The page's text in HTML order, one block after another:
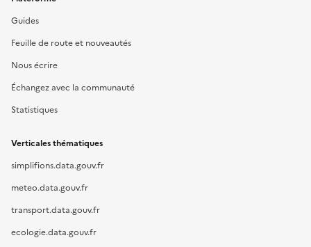
Guides
Feuille de route et nouveautés
Nous écrire
Échangez avec la communauté
Statistiques
Verticales thématiques
simplifions.data.gouv.fr
meteo.data.gouv.fr
transport.data.gouv.fr
ecologie.data.gouv.fr